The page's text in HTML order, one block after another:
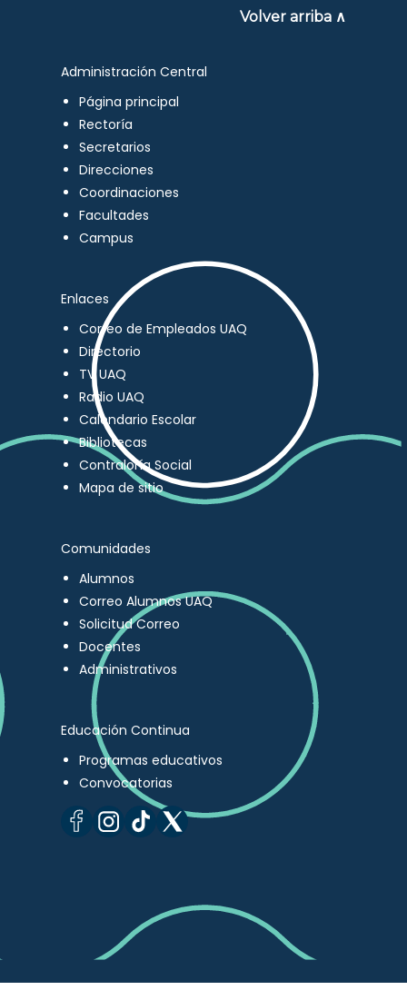
Volver arriba ∧
Administración Central
Página principal
Rectoría
Secretarios
Direcciones
Coordinaciones
Facultades
Campus
Enlaces
Correo de Empleados UAQ
Directorio
TV UAQ
Radio UAQ
Calendario Escolar
Bibliotecas
Contraloría Social
Mapa de sitio
Comunidades
Alumnos
Correo Alumnos UAQ
Solicitud Correo
Docentes
Administrativos
Educación Continua
Programas educativos
Convocatorias